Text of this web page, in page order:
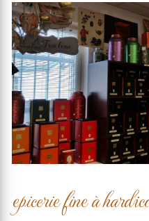
epicerie fine à